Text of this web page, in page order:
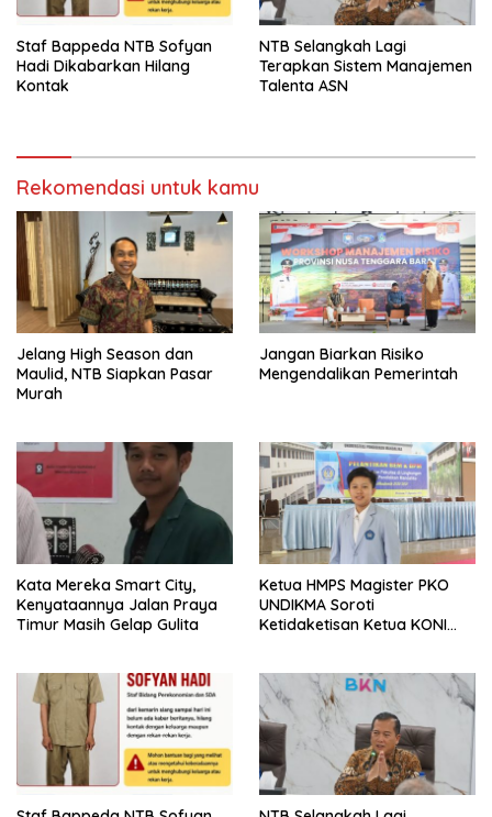
Staf Bappeda NTB Sofyan
Hadi Dikabarkan Hilang
Kontak
NTB Selangkah Lagi
Terapkan Sistem Manajemen
Talenta ASN
Rekomendasi untuk kamu
Jelang High Season dan
Maulid, NTB Siapkan Pasar
Murah
Jangan Biarkan Risiko
Mengendalikan Pemerintah
Kata Mereka Smart City,
Kenyataannya Jalan Praya
Timur Masih Gelap Gulita
Ketua HMPS Magister PKO
UNDIKMA Soroti
Ketidaketisan Ketua KONI
Arena Kepentingan Sesaat